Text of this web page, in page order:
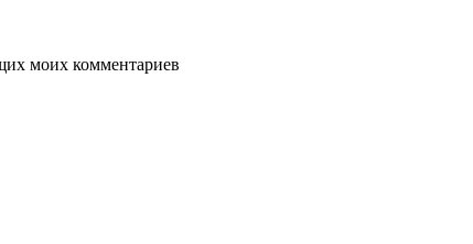
моих комментариев